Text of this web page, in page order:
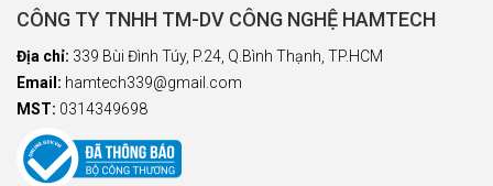
CÔNG TY TNHH TM-DV CÔNG NGHỆ HAMTECH
Địa chỉ: 339 Bùi Đình Túy, P.24, Q.Bình Thạnh, TP.HCM
Email: hamtech339@gmail.com
MST: 0314349698